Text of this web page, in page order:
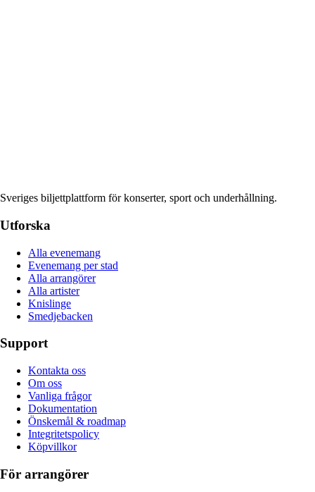
Sveriges biljettplattform för konserter, sport och underhållning.
Utforska
Alla evenemang
Evenemang per stad
Alla arrangörer
Alla artister
Knislinge
Smedjebacken
Support
Kontakta oss
Om oss
Vanliga frågor
Dokumentation
Önskemål & roadmap
Integritetspolicy
Köpvillkor
För arrangörer